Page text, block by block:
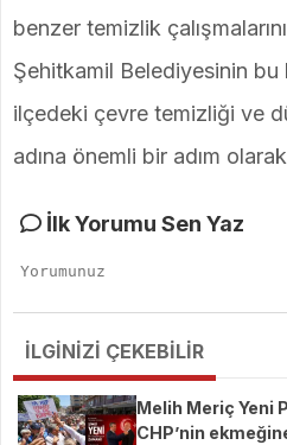
benzer temizlik
Şehitkamil Belediyesinin bu
ilçedeki çevre temizliği ve
adına önemli bir adım
İlk Yorumu Sen Yaz
İLGİNİZİ ÇEKEBİLİR
Melih Meriç Yeni
CHP’nin